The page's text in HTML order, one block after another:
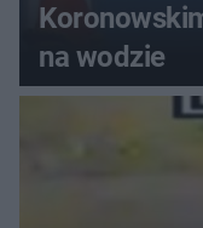
na wodzie